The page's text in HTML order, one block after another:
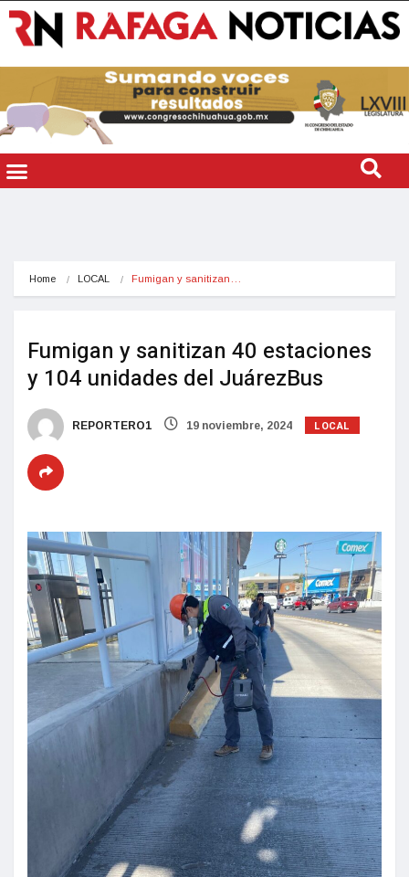
Home LOCAL Fumigan y sanitizan…
Fumigan y sanitizan 40 estaciones
y 104 unidades del JuárezBus
REPORTERO1 19 noviembre, 2024 LOCAL